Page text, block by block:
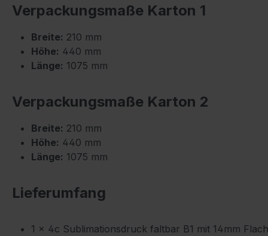
Verpackungsmaße Karton 1
Breite: 210 mm
Höhe: 440 mm
Länge: 1075 mm
Verpackungsmaße Karton 2
Breite: 210 mm
Höhe: 440 mm
Länge: 1075 mm
Lieferumfang
1 × 4c Sublimationsdruck faltbar B1 mit 14mm